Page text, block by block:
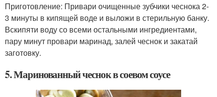
Приготовление: Привари очищенные зубчики чеснока 2-
3 минуты в кипящей воде и выложи в стерильную банку.
Вскипяти воду со всеми остальными ингредиентами,
пару минут провари маринад, залей чеснок и закатай
заготовку.
5. Маринованный чеснок в соевом соусе